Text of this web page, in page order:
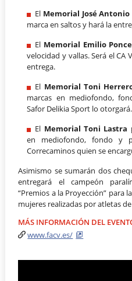
El Memorial José Antonio
marca en saltos y hará la
El Memorial Emilio Ponce
velocidad y vallas. Será el CA
entrega.
El Memorial Toni
marcas en mediofondo,
Safor Delikia Sport lo otorgará.
El Memorial Toni Lastra
en mediofondo, fondo y
Correcaminos quien se
Asimismo se sumarán dos
entregará el campeón
“Premios a la Proyección” para
mujeres realizadas por atletas
MÁS INFORMACIÓN DEL
www.facv.es/